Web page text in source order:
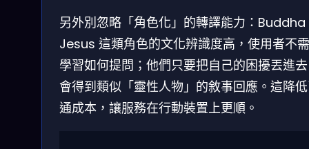
另外別忽略「角色化」的轉譯能力：Buddha
Jesus 這類角色的文化辨識度高，使用者不
學習如何提問；他們只要把自己的困擾丟進
會得到類似「靈性人物」的敘事回應。這降
通成本，讓服務在行動裝置上更順。